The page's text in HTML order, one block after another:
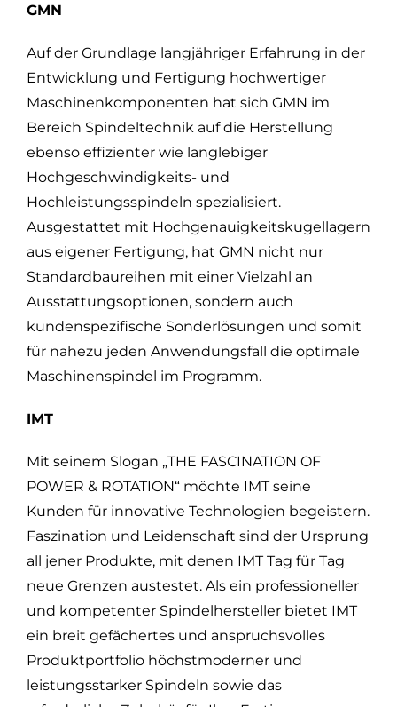
GMN
Auf der Grundlage langjähriger Erfahrung in der
Entwicklung und Fertigung hochwertiger
Maschinenkomponenten hat sich GMN im
Bereich Spindeltechnik auf die Herstellung
ebenso effizienter wie langlebiger
Hochgeschwindigkeits- und
Hochleistungsspindeln spezialisiert.
Ausgestattet mit Hochgenauigkeitskugellagern
aus eigener Fertigung, hat GMN nicht nur
Standardbaureihen mit einer Vielzahl an
Ausstattungsoptionen, sondern auch
kundenspezifische Sonderlösungen und somit
für nahezu jeden Anwendungsfall die optimale
Maschinenspindel im Programm.
IMT
Mit seinem Slogan „THE FASCINATION OF
POWER & ROTATION“ möchte IMT seine
Kunden für innovative Technologien begeistern.
Faszination und Leidenschaft sind der Ursprung
all jener Produkte, mit denen IMT Tag für Tag
neue Grenzen austestet. Als ein professioneller
und kompetenter Spindelhersteller bietet IMT
ein breit gefächertes und anspruchsvolles
Produktportfolio höchstmoderner und
leistungsstarker Spindeln sowie das